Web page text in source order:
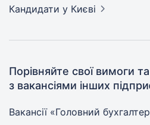
Кандидати у Києві
Порівняйте свої вимоги
з вакансіями інших
Вакансії «Головний